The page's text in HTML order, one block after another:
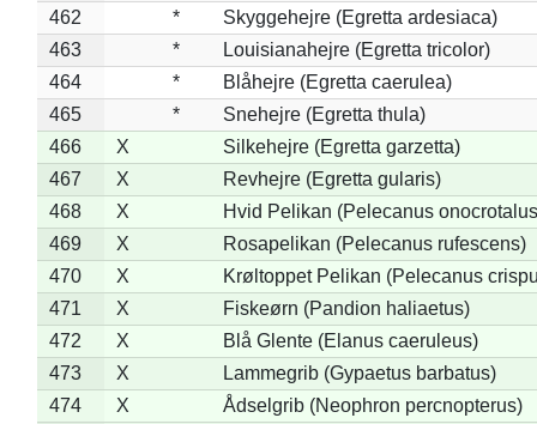
462
*
Skyggehejre (Egretta ardesiaca)
463
*
Louisianahejre (Egretta tricolor)
464
*
Blåhejre (Egretta caerulea)
465
*
Snehejre (Egretta thula)
466
X
Silkehejre (Egretta garzetta)
467
X
Revhejre (Egretta gularis)
468
X
Hvid Pelikan (Pelecanus
469
X
Rosapelikan (Pelecanus rufescens)
470
X
Krøltoppet Pelikan (Pelecanus
471
X
Fiskeørn (Pandion haliaetus)
472
X
Blå Glente (Elanus caeruleus)
473
X
Lammegrib (Gypaetus barbatus)
474
X
Ådselgrib (Neophron percnopterus)